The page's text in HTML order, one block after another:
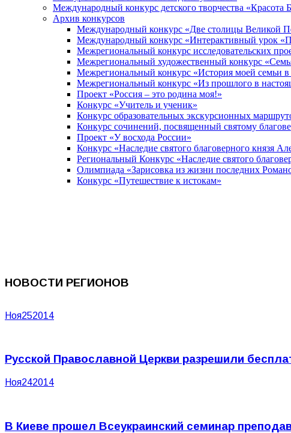
Международный конкурс детского творчества «Красота
Архив конкурсов
Международный конкурс «Две столицы Великой
Международный конкурс «Интерактивный урок
Межрегиональный конкурс исследовательских
Межрегиональный художественный конкурс
Межрегиональный конкурс «История моей семьи в
Межрегиональный конкурс «Из прошлого в
Проект «Россия – это родина моя!»
Конкурс «Учитель и ученик»
Конкурс образовательных экскурсионных
Конкурс сочинений, посвященный святому
Проект «У восхода России»
Конкурс «Наследие святого благоверного князя
Региональный Конкурс «Наследие святого
Олимпиада «Зарисовка из жизни последних
Конкурс «Путешествие к истокам»
НОВОСТИ РЕГИОНОВ
Ноя252014
Русской Православной Церкви разрешили
Ноя242014
В Киеве прошел Всеукраинский семинар